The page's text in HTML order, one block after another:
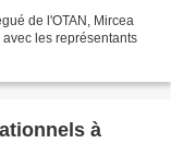
de l'OTAN, Mircea
les représentants
à